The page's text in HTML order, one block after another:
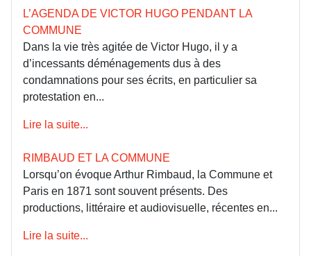
L’AGENDA DE VICTOR HUGO PENDANT LA
COMMUNE
Dans la vie très agitée de Victor Hugo, il y a
d’incessants déménagements dus à des
condamnations pour ses écrits, en particulier sa
protestation en...
Lire la suite...
RIMBAUD ET LA COMMUNE
Lorsqu’on évoque Arthur Rimbaud, la Commune et
Paris en 1871 sont souvent présents. Des
productions, littéraire et audiovisuelle, récentes en...
Lire la suite...